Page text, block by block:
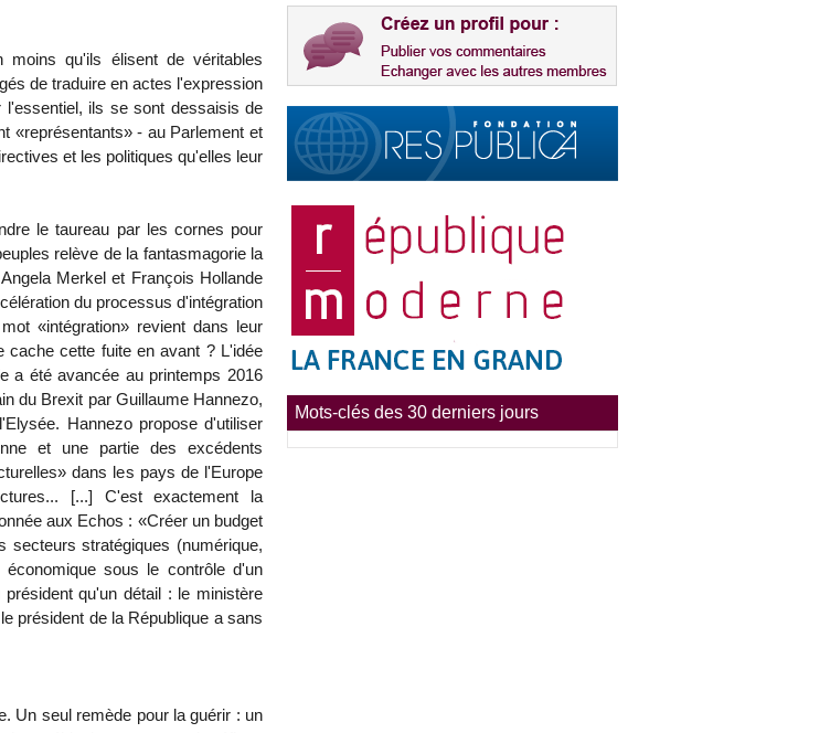
moins qu'ils élisent de véritables
de traduire en actes l'expression
l'essentiel, ils se sont dessaisis de
«représentants» - au Parlement et
et les politiques qu'elles leur
le taureau par les cornes pour
relève de la fantasmagorie la
Merkel et François Hollande
du processus d'intégration
«intégration» revient dans leur
cache cette fuite en avant ? L'idée
a été avancée au printemps 2016
du Brexit par Guillaume Hannezo,
Hannezo propose d'utiliser
et une partie des excédents
dans les pays de l'Europe
[...] C'est exactement la
aux Echos : «Créer un budget
stratégiques (numérique,
sous le contrôle d'un
qu'un détail : le ministère
président de la République a sans
Un seul remède pour la guérir : un
Mots-clés des 30 derniers jours